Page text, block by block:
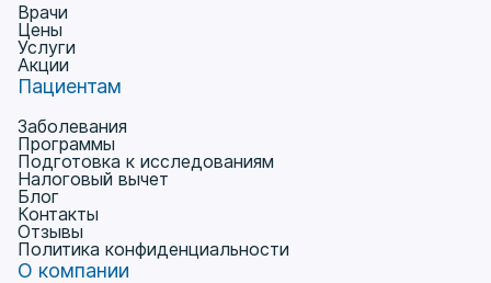
Врачи
Цены
Услуги
Акции
Пациентам
Заболевания
Программы
Подготовка к исследованиям
Налоговый вычет
Блог
Контакты
Отзывы
Политика конфиденциальности
О компании